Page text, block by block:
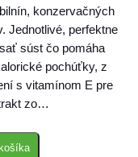
konzervačných
Jednotlivé, perfektne
súst čo pomáha
pochúťky, z
s vitamínom E pre
zo…